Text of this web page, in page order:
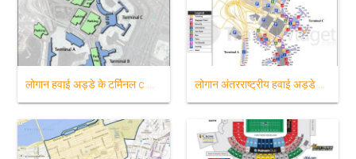
लोगान हवाई अड्डे के टर्मिनल c के नक्शे लोगान अंतरराष्ट्रीय हवाई अड्डे का नक्शा